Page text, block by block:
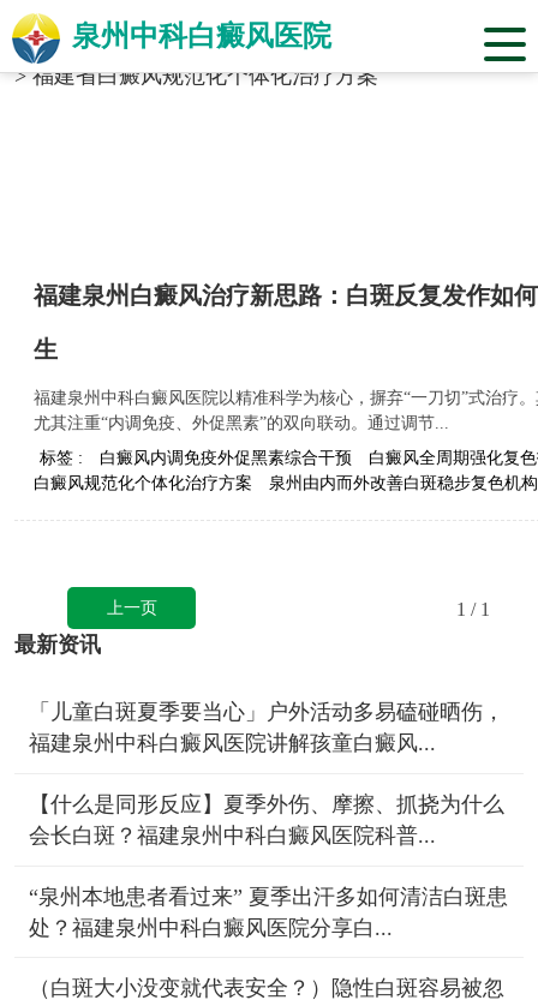
泉州中科白癜风医院
当前位置：福建省泉州市中科白癜风医院
标签合辑
>福建省白癜风规范化个体化治疗方案
福建泉州白癜风治疗新思路：白斑反复发作如
生
福建泉州中科白癜风医院以精准科学为核心，摒弃“一刀切”式治疗
尤其注重“内调免疫、外促黑素”的双向联动。通过调节...
标签 :
白癜风内调免疫外促黑素综合干预
白癜风全周期强化复
白癜风规范化个体化治疗方案
泉州由内而外改善白斑稳步复色机构
上一页 1 / 1
最新资讯
「儿童白斑夏季要当心」户外活动多易磕碰晒伤，
福建泉州中科白癜风医院讲解孩童白癜风...
【什么是同形反应】夏季外伤、摩擦、抓挠为什么
会长白斑？福建泉州中科白癜风医院科普...
“泉州本地患者看过来” 夏季出汗多如何清洁白斑患
处？福建泉州中科白癜风医院分享白...
（白斑大小没变就代表安全？）隐性白斑容易被忽